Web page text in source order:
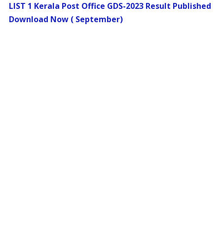
LIST 1 Kerala Post Office GDS-2023 Result Published
Download Now ( September)